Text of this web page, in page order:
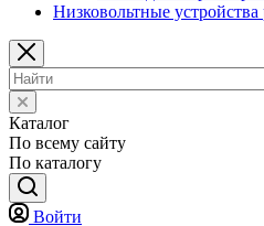
Низковольтные
Каталог
По всему сайту
По каталогу
Войти